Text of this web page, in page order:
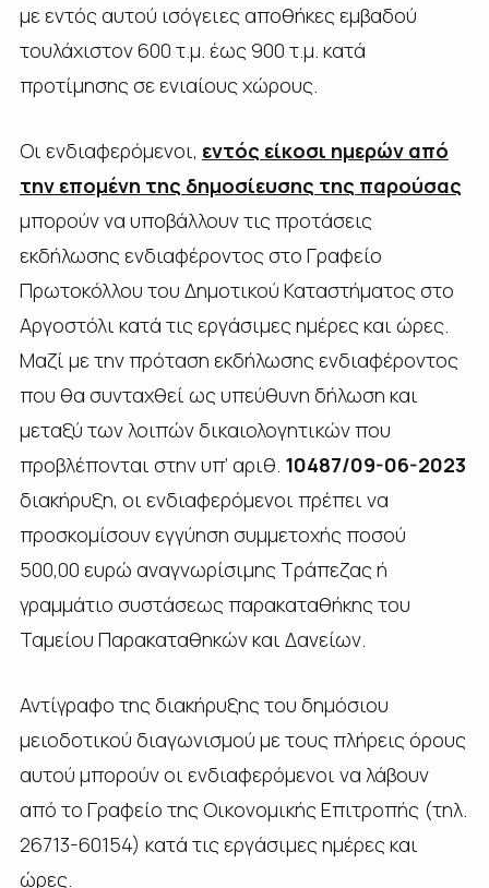
με εντός αυτού ισόγειες αποθήκες εμβαδού
τουλάχιστον 600 τ.μ. έως 900 τ.μ. κατά
προτίμησης σε ενιαίους χώρους.
Οι ενδιαφερόμενοι, εντός είκοσι ημερών από
την επομένη της δημοσίευσης της παρούσας
μπορούν να υποβάλλουν τις προτάσεις
εκδήλωσης ενδιαφέροντος στο Γραφείο
Πρωτοκόλλου του Δημοτικού Καταστήματος στο
Αργοστόλι κατά τις εργάσιμες ημέρες και ώρες.
Μαζί με την πρόταση εκδήλωσης ενδιαφέροντος
που θα συνταχθεί ως υπεύθυνη δήλωση και
μεταξύ των λοιπών δικαιολογητικών που
προβλέπονται στην υπ’ αριθ. 10487/09-06-2023
διακήρυξη, οι ενδιαφερόμενοι πρέπει να
προσκομίσουν εγγύηση συμμετοχής ποσού
500,00 ευρώ αναγνωρίσιμης Τράπεζας ή
γραμμάτιο συστάσεως παρακαταθήκης του
Ταμείου Παρακαταθηκών και Δανείων.
Αντίγραφο της διακήρυξης του δημόσιου
μειοδοτικού διαγωνισμού με τους πλήρεις όρους
αυτού μπορούν οι ενδιαφερόμενοι να λάβουν
από το Γραφείο της Οικονομικής Επιτροπής (τηλ.
26713-60154) κατά τις εργάσιμες ημέρες και
ώρες.